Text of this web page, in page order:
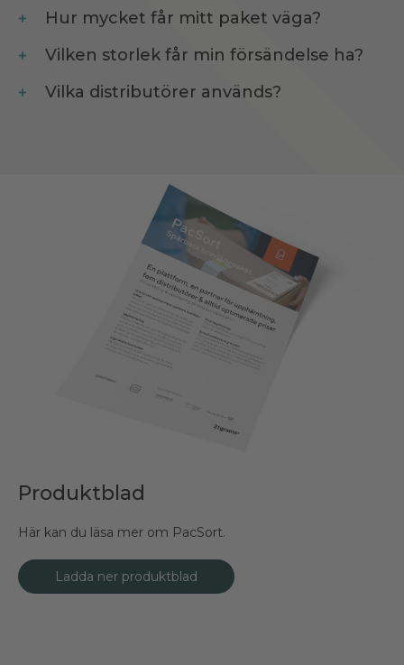
Hur mycket får mitt paket väga?
Vilken storlek får min försändelse ha?
Vilka distributörer används?
Produktblad
Här kan du läsa mer om PacSort.
Ladda ner produktblad